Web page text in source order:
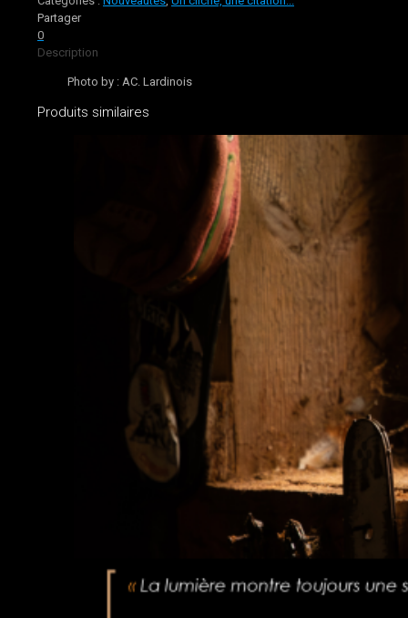
L'arbre
mort
de
Partager
0
Description
Photo by : AC. Lardinois
Produits similaires